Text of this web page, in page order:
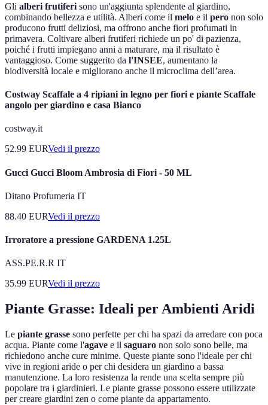
Gli alberi frutiferi sono un'aggiunta splendente al giardino,
combinando bellezza e utilità. Alberi come il melo e il pero non solo
producono frutti deliziosi, ma offrono anche fiori profumati in
primavera. Coltivare alberi frutiferi richiede un po' di pazienza,
poiché i frutti impiegano anni a maturare, ma il risultato è
vantaggioso. Come suggerito da l'INSEE, aumentano la
biodiversità locale e migliorano anche il microclima dell’area.
Costway Scaffale a 4 ripiani in legno per fiori e piante Scaffale
angolo per giardino e casa Bianco
costway.it
52.99 EURVedi il prezzo
Gucci Gucci Bloom Ambrosia di Fiori - 50 ML
Ditano Profumeria IT
88.40 EURVedi il prezzo
Irroratore a pressione GARDENA 1.25L
ASS.PE.R.R IT
35.99 EURVedi il prezzo
Piante Grasse: Ideali per Ambienti Aridi
Le piante grasse sono perfette per chi ha spazi da arredare con poca
acqua. Piante come l'agave e il saguaro non solo sono belle, ma
richiedono anche cure minime. Queste piante sono l'ideale per chi
vive in regioni aride o per chi desidera un giardino a bassa
manutenzione. La loro resistenza la rende una scelta sempre più
popolare tra i giardinieri. Le piante grasse possono essere utilizzate
per creare giardini zen o come piante da appartamento.